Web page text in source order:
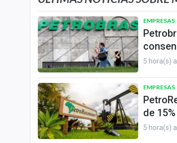
Expediente
EMPRESAS
5 hora(s)
EMPRESAS
de
5 hora(s)